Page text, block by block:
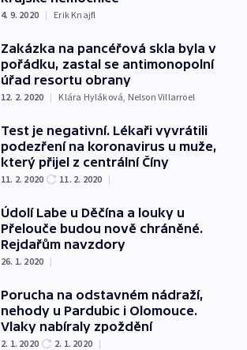
4. 9. 2020 | Erik Knajfl
Zakázka na pancéřová skla byla v
pořádku, zastal se antimonopolní
úřad resortu obrany
12. 2. 2020 | Klára Hyláková Nelson Villarroel
Test je negativní. Lékaři vyvrátili
podezření na koronavirus u muže,
který přijel z centrální Číny
11. 2. 2020 11. 2. 2020 |
Údolí Labe u Děčína a louky u
Přelouče budou nově chráněné.
Rejdařům navzdory
26. 1. 2020 |
Porucha na odstavném nádraží,
nehody u Pardubic i Olomouce.
Vlaky nabíraly zpoždění
2. 1. 2020 2. 1. 2020 |